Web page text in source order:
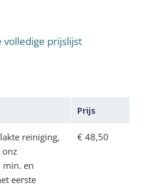
volledige prijslijst
Prijs
reiniging,
onz
min. en
eerste
€ 48,50